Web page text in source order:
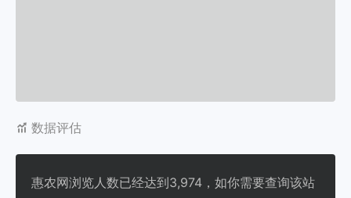
数据评估
惠农网浏览人数已经达到3,974，如你需要查询该站